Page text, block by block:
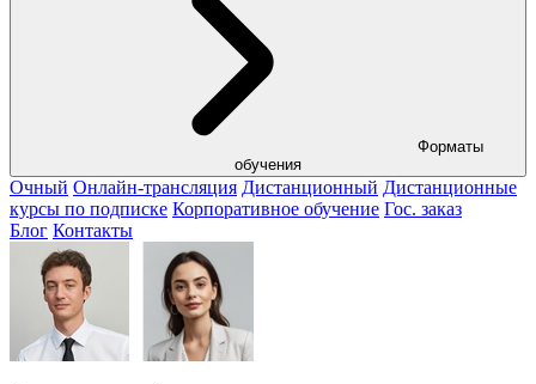
обучения
Очный Онлайн-трансляция Дистанционный Дистанционные
курсы по подписке Корпоративное обучение Гос. заказ
Блог Контакты